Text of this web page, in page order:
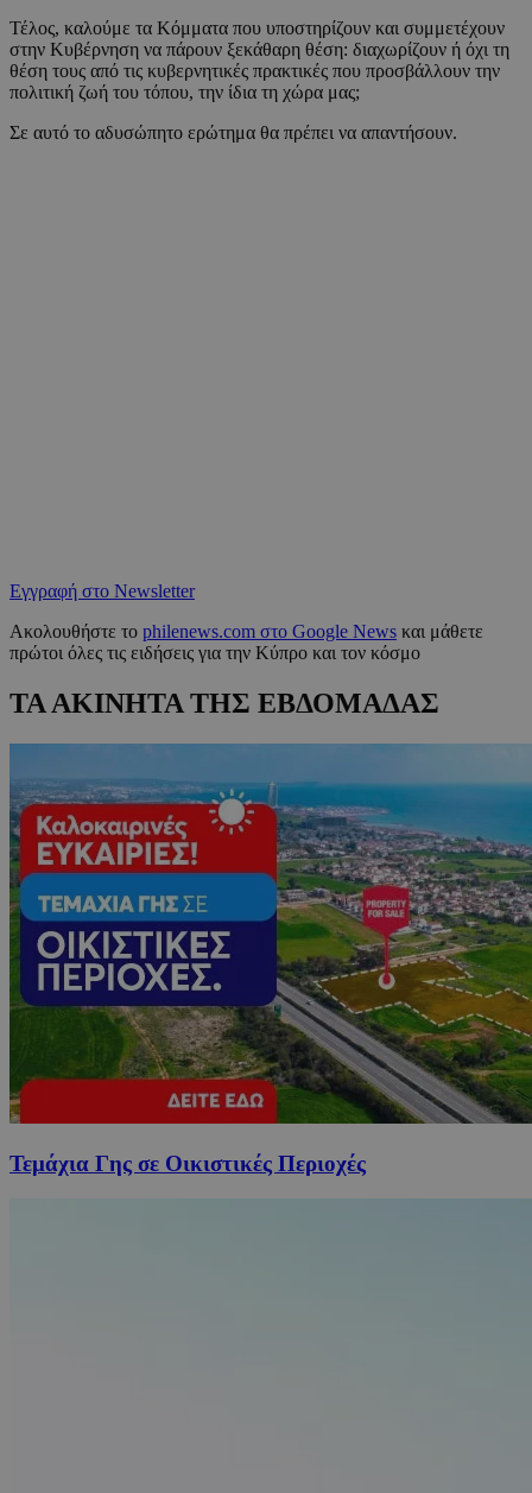
Τέλος, καλούμε τα Κόμματα που υποστηρίζουν και συμμετέχουν
στην Κυβέρνηση να πάρουν ξεκάθαρη θέση: διαχωρίζουν ή όχι τη
θέση τους από τις κυβερνητικές πρακτικές που προσβάλλουν την
πολιτική ζωή του τόπου, την ίδια τη χώρα μας;
Σε αυτό το αδυσώπητο ερώτημα θα πρέπει να απαντήσουν.
Εγγραφή στο Newsletter
Ακολουθήστε το philenews.com στο Google News και μάθετε
πρώτοι όλες τις ειδήσεις για την Κύπρο και τον κόσμο
ΤΑ ΑΚΙΝΗΤΑ ΤΗΣ ΕΒΔΟΜΑΔΑΣ
Τεμάχια Γης σε Οικιστικές Περιοχές